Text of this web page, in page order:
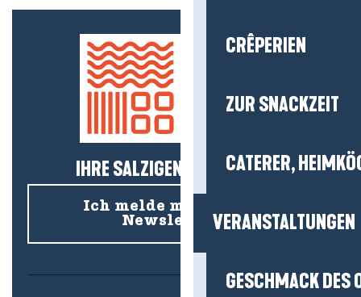
CRÊPERIEN
ZUR SNACKZEIT
CATERER,
VERANSTALTUNGEN
GESCHMACK DES
IHRE SALZIGEN NEUIGKEITEN!
Ich melde mich für den
Newsletter an